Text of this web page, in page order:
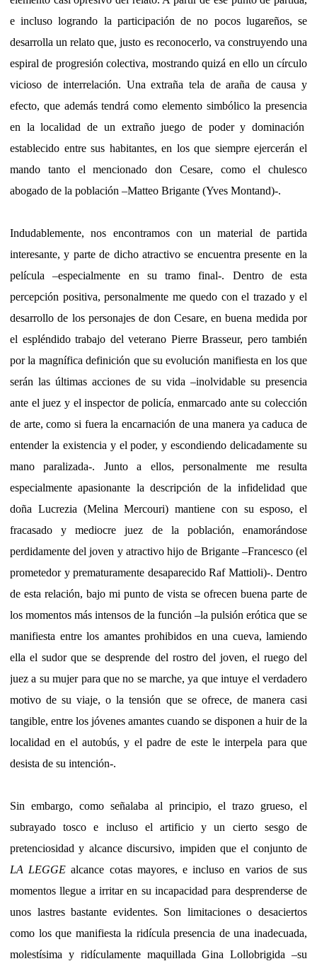
e incluso logrando la participación de no pocos lugareños, se
desarrolla un relato que, justo es reconocerlo, va construyendo una
espiral de progresión colectiva, mostrando quizá en ello un círculo
vicioso de interrelación. Una extraña tela de araña de causa y
efecto, que además tendrá como elemento simbólico la presencia
en la localidad de un extraño juego de poder y dominación
establecido entre sus habitantes, en los que siempre ejercerán el
mando tanto el mencionado don Cesare, como el chulesco
abogado de la población –Matteo Brigante (Yves Montand)-.
Indudablemente, nos encontramos con un material de partida
interesante, y parte de dicho atractivo se encuentra presente en la
película –especialmente en su tramo final-. Dentro de esta
percepción positiva, personalmente me quedo con el trazado y el
desarrollo de los personajes de don Cesare, en buena medida por
el espléndido trabajo del veterano Pierre Brasseur, pero también
por la magnífica definición que su evolución manifiesta en los que
serán las últimas acciones de su vida –inolvidable su presencia
ante el juez y el inspector de policía, enmarcado ante su colección
de arte, como si fuera la encarnación de una manera ya caduca de
entender la existencia y el poder, y escondiendo delicadamente su
mano paralizada-. Junto a ellos, personalmente me resulta
especialmente apasionante la descripción de la infidelidad que
doña Lucrezia (Melina Mercouri) mantiene con su esposo, el
fracasado y mediocre juez de la población, enamorándose
perdidamente del joven y atractivo hijo de Brigante –Francesco (el
prometedor y prematuramente desaparecido Raf Mattioli)-. Dentro
de esta relación, bajo mi punto de vista se ofrecen buena parte de
los momentos más intensos de la función –la pulsión erótica que se
manifiesta entre los amantes prohibidos en una cueva, lamiendo
ella el sudor que se desprende del rostro del joven, el ruego del
juez a su mujer para que no se marche, ya que intuye el verdadero
motivo de su viaje, o la tensión que se ofrece, de manera casi
tangible, entre los jóvenes amantes cuando se disponen a huir de la
localidad en el autobús, y el padre de este le interpela para que
desista de su intención-.
Sin embargo, como señalaba al principio, el trazo grueso, el
subrayado tosco e incluso el artificio y un cierto sesgo de
pretenciosidad y alcance discursivo, impiden que el conjunto de
LA LEGGE alcance cotas mayores, e incluso en varios de sus
momentos llegue a irritar en su incapacidad para desprenderse de
unos lastres bastante evidentes. Son limitaciones o desaciertos
como los que manifiesta la ridícula presencia de una inadecuada,
molestísima y ridículamente maquillada Gina Lollobrigida –su